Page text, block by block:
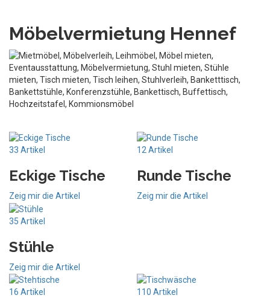
Möbelvermietung Hennef
33 Artikel
Eckige Tische
Zeig mir die Artikel
12 Artikel
Runde Tische
Zeig mir die Artikel
35 Artikel
Stühle
Zeig mir die Artikel
16 Artikel 110 Artikel